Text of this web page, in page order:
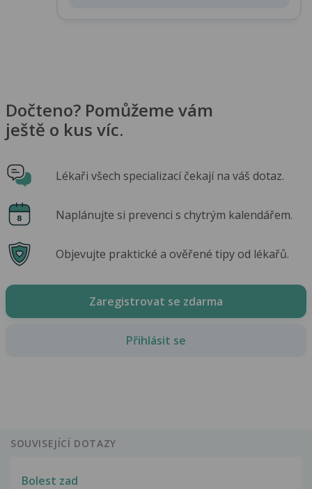
Dočteno? Pomůžeme vám
ještě o kus víc.
Lékaři všech specializací čekají na váš dotaz.
Naplánujte si prevenci s chytrým kalendářem.
Objevujte praktické a ověřené tipy od lékařů.
Zaregistrovat se zdarma
Přihlásit se
SOUVISEJÍCÍ DOTAZY
Bolest zad